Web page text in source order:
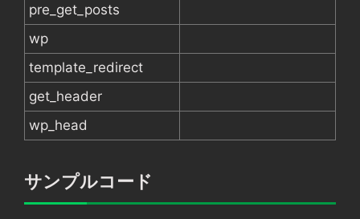
pre_get_posts
wp
template_redirect
get_header
wp_head
サンプルコード